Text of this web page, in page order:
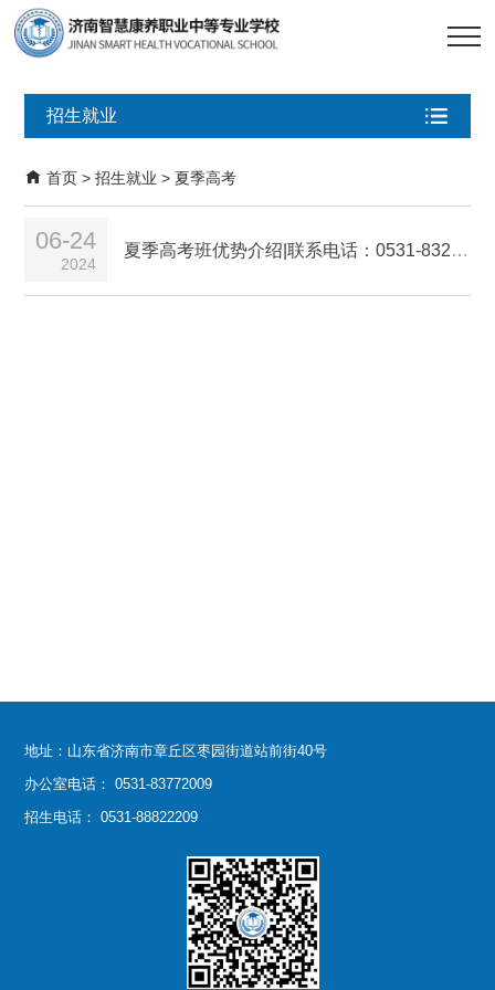
招生就业
首页 >招生就业 > 夏季高考
06-24
2024
夏季高考班优势介绍|联系电话：0531-83230611
地址：山东省济南市章丘区枣园街道站前街40号
办公室电话： 0531-83772009
招生电话： 0531-88822209